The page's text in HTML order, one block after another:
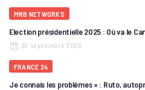
MRB NETWORKS
Election présidentielle 2025 : Où va le
29 septembre 2025
FRANCE 24
Je connais les problèmes » : Ruto,